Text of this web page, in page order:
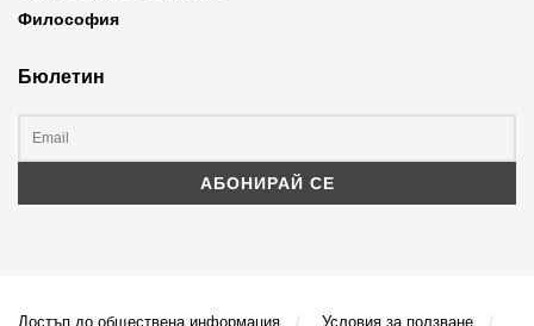
Философия
Бюлетин
Достъп до обществена информация Условия за ползване